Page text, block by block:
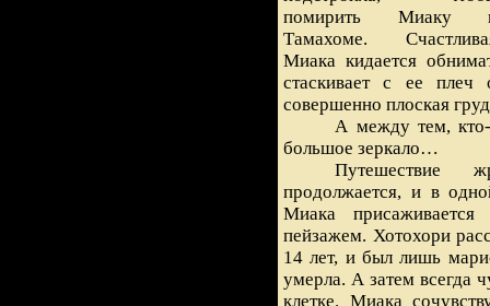
помирить Миаку
Тамахоме.
Миака кидается
стаскивает с ее плеч
совершенно плоская
А между тем, кто-
большое зеркало…
Путешествие
продолжается, и в
Миака
пейзажем. Хотохори
14 лет, и был лишь
умерла. А затем всегда
клетке. Миака